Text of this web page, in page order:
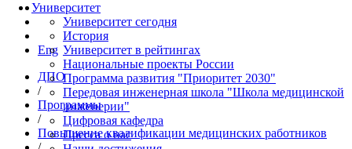
Университет
Университет сегодня
История
Университет в рейтингах
Национальные проекты России
Программа развития "Приоритет 2030"
Передовая инженерная школа "Школа медицинской
инженерии"
Цифровая кафедра
Пресса о нас
Eng
ДПО
/
Программы
/
Повышение квалификации медицинских работников